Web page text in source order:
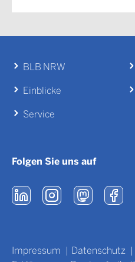
BLB NRW
Einblicke
Service
Folgen Sie uns auf
Impressum Datenschutz